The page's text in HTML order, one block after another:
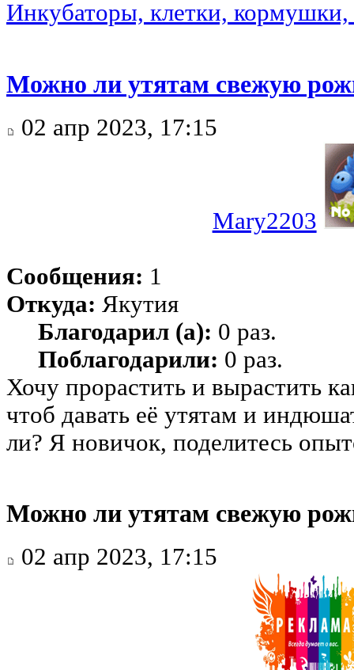
Инкубаторы, клетки,
Можно ли утятам свежую
02 апр 2023, 17:15
Mary2203
Сообщения: 1
Откуда: Якутия
Благодарил (а): 0 раз.
Поблагодарили: 0 раз.
Хочу прорастить и вырастить
чтоб давать её утятам и
ли? Я новичок, поделитесь
Можно ли утятам свежую
02 апр 2023, 17:15